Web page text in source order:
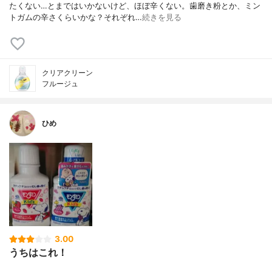
たくない…とまではいかないけど、ほぼ辛くない。歯磨き粉とか、ミン
トガムの辛さくらいかな？それぞれ…続きを見る
クリアクリーン
フルージュ
ひめ
3.00
うちはこれ！